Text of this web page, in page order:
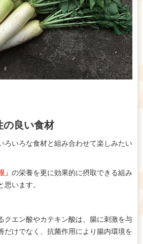
の良い食材
ろいろな食材と組み合わせて楽しみたい
」 の栄養を更に効果的に摂取できる組み
います。
クエン酸やカテキン酸は、腸に刺激を与
だけでなく、抗菌作用により腸内環境を